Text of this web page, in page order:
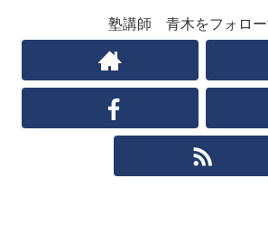
塾講師 青木をフォロー